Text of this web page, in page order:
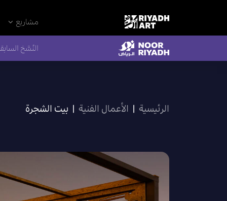
مشاريع
النُسَّخ
الرئيسية | الأعمال الفنية | بيت الشجرة